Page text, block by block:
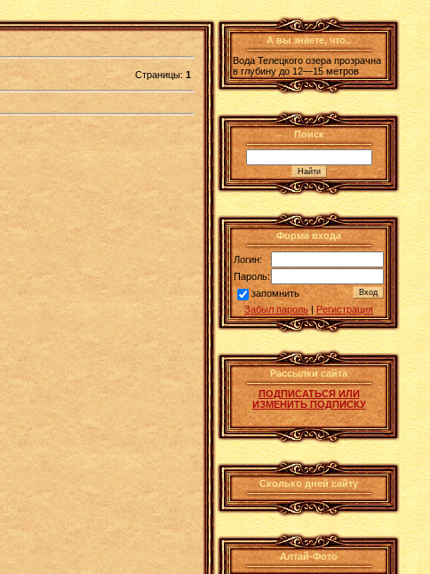
Страницы: 1
А вы знаете, что..
Вода Телецкого озера прозрачна
в глубину до 12—15 метров
Поиск
Форма входа
Логин:
Пароль:
запомнить
Забыл пароль | Регистрация
Рассылки сайта
ПОДПИСАТЬСЯ ИЛИ
ИЗМЕНИТЬ ПОДПИСКУ
Сколько дней сайту
Алтай-Фото